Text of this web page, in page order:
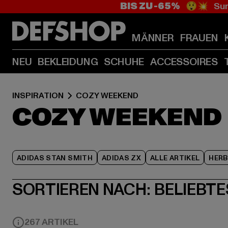
BIS ZU -65% 😲💥
MÄNNER FRAUEN
NEU BEKLEIDUNG SCHUHE ACCESSOIRES
INSPIRATION COZY WEEKEND
COZY WEEKEND
ADIDAS STAN SMITH ADIDAS ZX ALLE ARTIKEL
SORTIEREN NACH:
267 ARTIKEL